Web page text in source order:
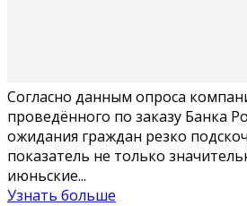
Согласно данным опроса
проведённого по заказу Банка
ожидания граждан резко
показатель не только
июньские...
Узнать больше